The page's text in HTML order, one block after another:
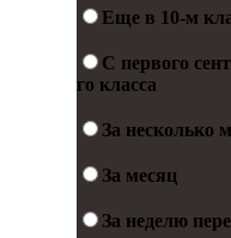
Еще в 10-м
С первого
го класса
За несколько
За месяц
За неделю